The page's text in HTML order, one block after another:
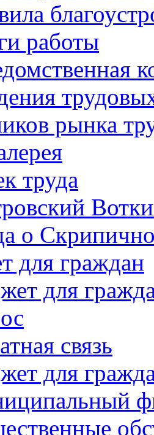
работы
рынка
труда
о
для граждан
для
связь
для